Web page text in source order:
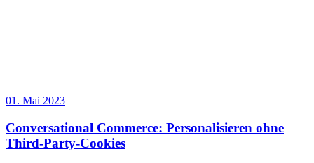
01. Mai 2023
Conversational Commerce: Personalisieren ohne
Third-Party-Cookies